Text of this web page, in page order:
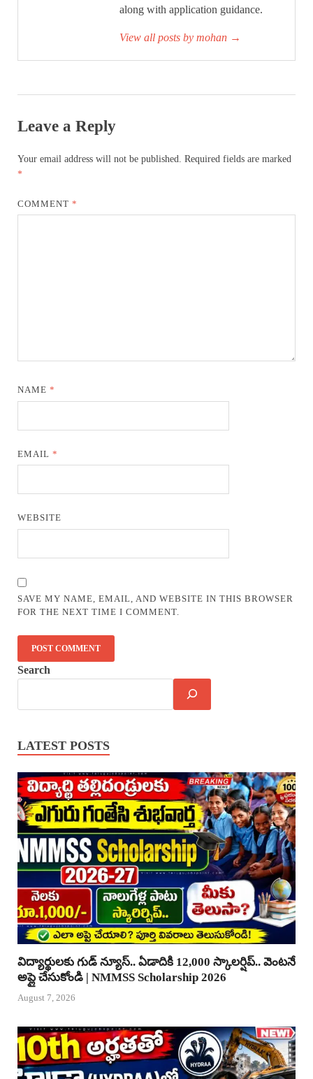
along with application guidance.
View all posts by mohan →
Leave a Reply
Your email address will not be published. Required fields are marked
*
COMMENT*
NAME*
EMAIL*
WEBSITE
SAVE MY NAME, EMAIL, AND WEBSITE IN THIS BROWSER
FOR THE NEXT TIME I COMMENT.
Search
LATEST POSTS
విద్యార్థులకు గుడ్ న్యూస్.. ఏడాదికి 12,000 స్కాలర్షిప్.. వెంటనే
అప్లై చేసుకోండి | NMMSS Scholarship 2026
August 7, 2026